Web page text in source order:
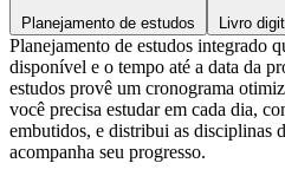
Planejamento de estudos Livro
Planejamento de estudos integrado
disponível e o tempo até a data da
estudos provê um cronograma
você precisa estudar em cada dia,
embutidos, e distribui as disciplinas
acompanha seu progresso.